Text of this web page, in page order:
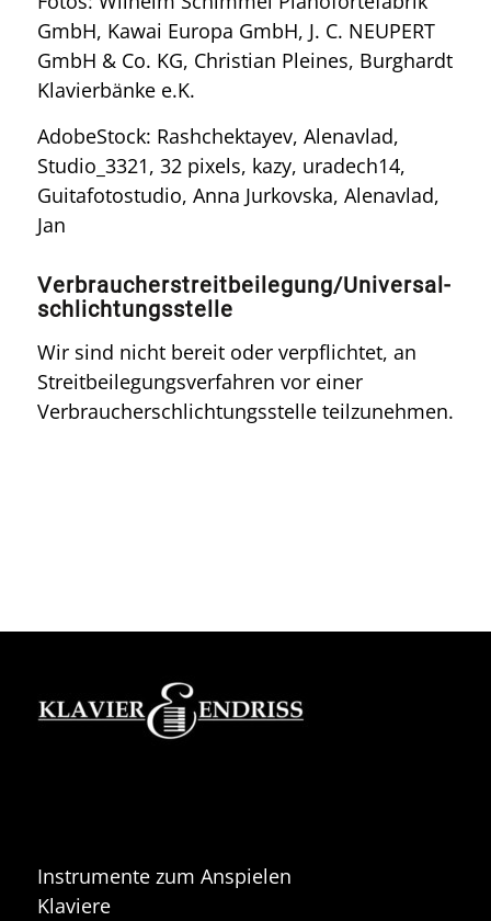
GmbH, Kawai Europa GmbH, J. C. NEUPERT
GmbH & Co. KG, Christian Pleines, Burghardt
Klavierbänke e.K.
AdobeStock: Rashchektayev, Alenavlad,
Studio_3321, 32 pixels, kazy, uradech14,
Guitafotostudio, Anna Jurkovska, Alenavlad,
Jan
Verbraucher­streit­beilegung/Universal­
schlichtungs­stelle
Wir sind nicht bereit oder verpflichtet, an
Streitbeilegungsverfahren vor einer
Verbraucherschlichtungsstelle teilzunehmen.
Instrumente zum Anspielen
Klaviere